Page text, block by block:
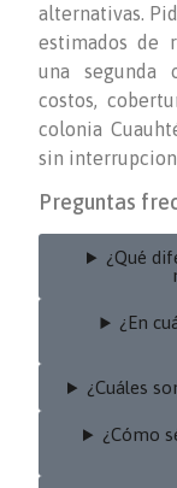
alternativas.
estimados de
una segunda
costos,
colonia
sin
Preguntas
¿Qué
¿En
¿Cuáles
¿Cómo